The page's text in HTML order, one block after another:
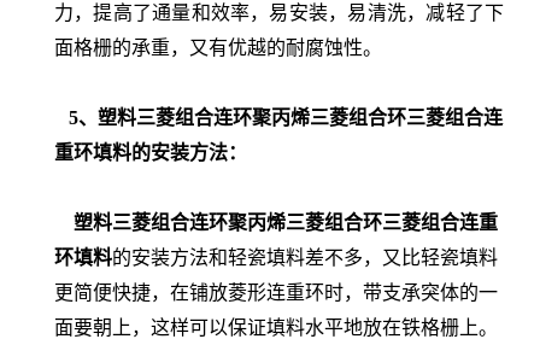
力，提高了通量和效率，易安装，易清洗，减轻了下
面格栅的承重，又有优越的耐腐蚀性。
5、塑料三菱组合连环聚丙烯三菱组合环三菱组合连
重环填料的安装方法：
塑料三菱组合连环聚丙烯三菱组合环三菱组合连重
环填料的安装方法和轻瓷填料差不多，又比轻瓷填料
更简便快捷，在铺放菱形连重环时，带支承突体的一
面要朝上，这样可以保证填料水平地放在铁格栅上。